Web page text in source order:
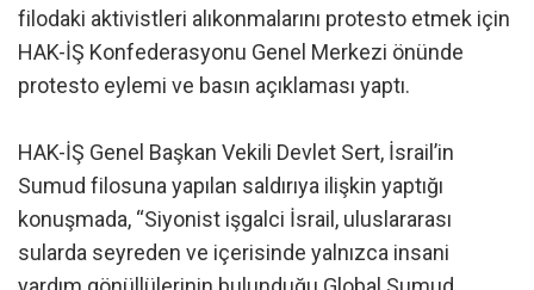
filodaki aktivistleri alıkonmalarını protesto etmek için
HAK-İŞ Konfederasyonu Genel Merkezi önünde
protesto eylemi ve basın açıklaması yaptı.
HAK-İŞ Genel Başkan Vekili Devlet Sert, İsrail’in
Sumud filosuna yapılan saldırıya ilişkin yaptığı
konuşmada, “Siyonist işgalci İsrail, uluslararası
sularda seyreden ve içerisinde yalnızca insani